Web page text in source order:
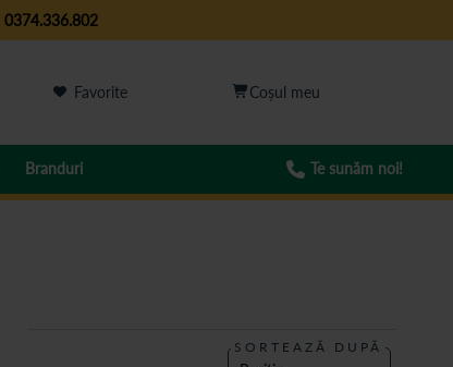
0374.336.802
Favorite
Branduri Te sunăm noi!
SORTEAZĂ DUPĂ